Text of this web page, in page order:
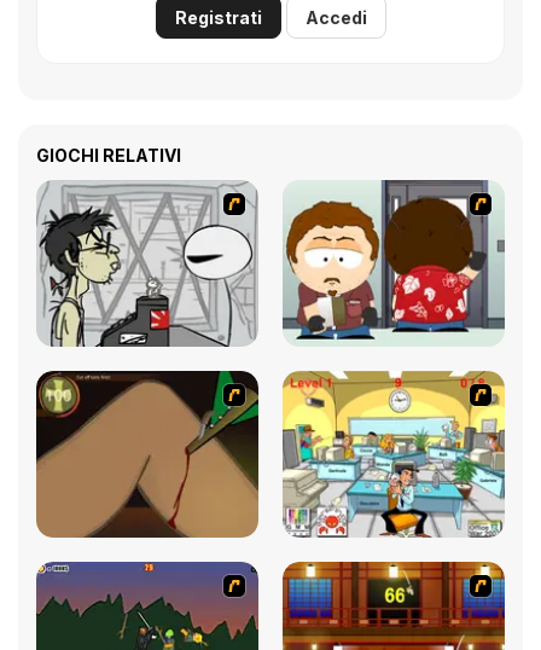
Registrati Accedi
GIOCHI RELATIVI